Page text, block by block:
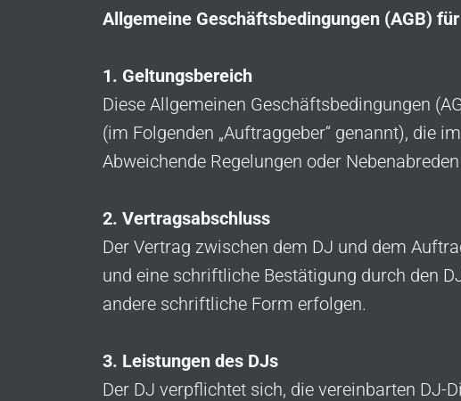
Allgemeine Geschäftsbedingungen (AGB)
1. Geltungsbereich
Diese Allgemeinen Geschäftsbedingungen
(im Folgenden „Auftraggeber“ genannt), die
Abweichende Regelungen oder
2. Vertragsabschluss
Der Vertrag zwischen dem DJ und dem
und eine schriftliche Bestätigung durch den
andere schriftliche Form erfolgen.
3. Leistungen des DJs
Der DJ verpflichtet sich, die vereinbarten DJ-